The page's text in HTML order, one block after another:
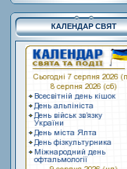
КАЛЕНДАР СВЯТ